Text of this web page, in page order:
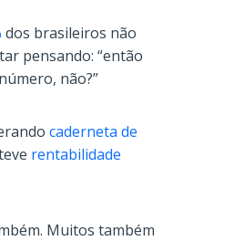
dos brasileiros não
pensando: “então
não?”
caderneta de
rentabilidade
Muitos também